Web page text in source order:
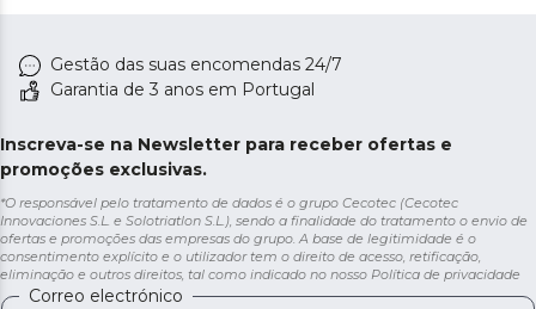
Gestão das suas encomendas 24/7
Garantia de 3 anos em Portugal
Inscreva-se na Newsletter para receber ofertas e
promoções exclusivas.
*O responsável pelo tratamento de dados é o grupo Cecotec (Cecotec
Innovaciones S.L. e Solotriatlon S.L.), sendo a finalidade do tratamento o envio de
ofertas e promoções das empresas do grupo. A base de legitimidade é o
consentimento explícito e o utilizador tem o direito de acesso, retificação,
eliminação e outros direitos, tal como indicado no nosso Política de privacidade
Correo electrónico